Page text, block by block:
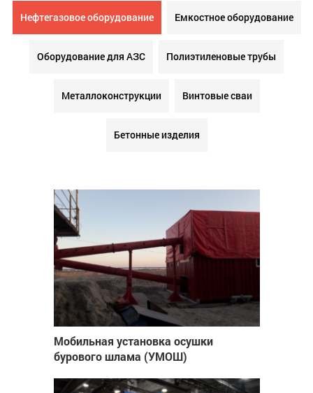
Нефтегазовое оборудование Емкостное оборудование
Оборудование для АЗС Полиэтиленовые трубы
Металлоконструкции Винтовые сваи
Бетонные изделия
Мобильная установка осушки
бурового шлама (УМОШ)